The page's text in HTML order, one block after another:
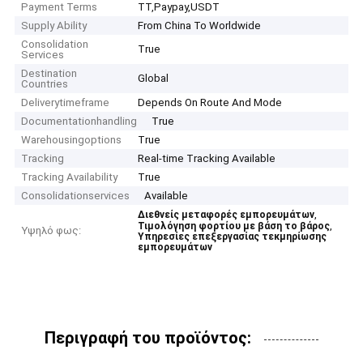
Payment Terms
TT,Paypay,USDT
Supply Ability
From China To Worldwide
Consolidation
Services
True
Destination
Countries
Global
Deliverytimeframe
Depends On Route And Mode
Documentationhandling
True
Warehousingoptions
True
Tracking
Real-time Tracking Available
Tracking Availability
True
Consolidationservices
Available
Υψηλό φως:
Διεθνείς μεταφορές εμπορευμάτων,
Τιμολόγηση φορτίου με βάση το βάρος,
Υπηρεσίες επεξεργασίας τεκμηρίωσης
εμπορευμάτων
Περιγραφή του προϊόντος: